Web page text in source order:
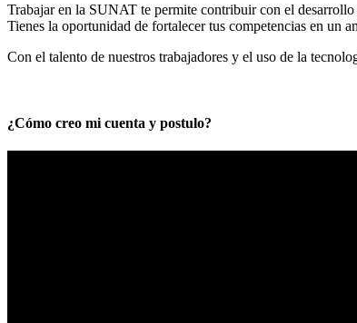
Trabajar en la SUNAT te permite contribuir con el desarrollo
Tienes la oportunidad de fortalecer tus competencias en un
Con el talento de nuestros trabajadores y el uso de la
¿Cómo creo mi cuenta y postulo?